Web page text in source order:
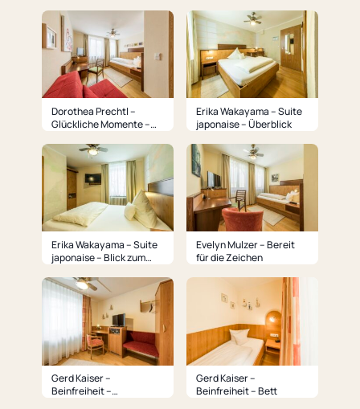
Dorothea Prechtl –
Glückliche Momente –
Erika Wakayama – Suite
japonaise – Überblick
Erika Wakayama – Suite
japonaise – Blick zum
Evelyn Mulzer – Bereit
für die Zeichen
Gerd Kaiser –
Beinfreiheit –
Gerd Kaiser –
Beinfreiheit – Bett